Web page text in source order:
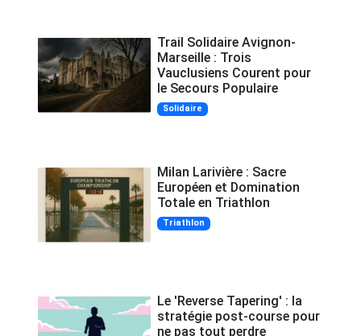
Trail Solidaire Avignon-
Marseille : Trois
Vauclusiens Courent pour
le Secours Populaire
Solidaire
Milan Larivière : Sacre
Européen et Domination
Totale en Triathlon
Triathlon
Le 'Reverse Tapering' : la
stratégie post-course pour
ne pas tout perdre